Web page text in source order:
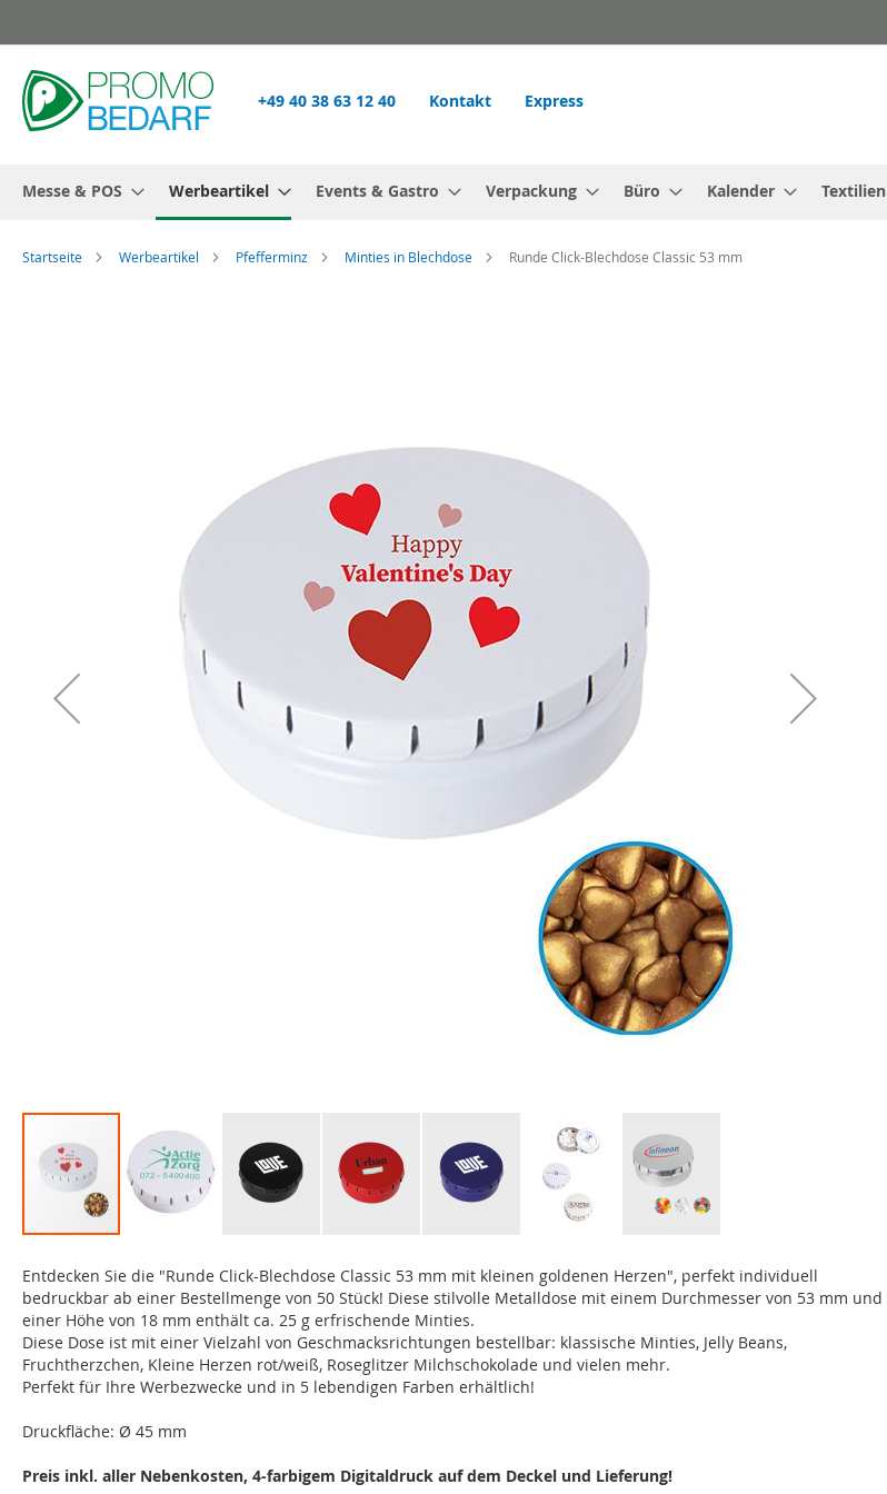
Inhalt
springen
+49 40 38 63 12 40 Kontakt Express
Messe & POS Werbeartikel Events & Gastro Verpackung Büro Kalender Textilien
Startseite Werbeartikel Pfefferminz Minties in Blechdose Runde Click-Blechdose Classic 53 mm
Anfang
der
Bildgalerie
springen
Entdecken Sie die "Runde Click-Blechdose Classic 53 mm mit kleinen goldenen Herzen", perfekt individuell
bedruckbar ab einer Bestellmenge von 50 Stück! Diese stilvolle Metalldose mit einem Durchmesser von 53 mm und
einer Höhe von 18 mm enthält ca. 25 g erfrischende Minties.
Diese Dose ist mit einer Vielzahl von Geschmacksrichtungen bestellbar: klassische Minties, Jelly Beans,
Fruchtherzchen, Kleine Herzen rot/weiß, Roseglitzer Milchschokolade und vielen mehr.
Perfekt für Ihre Werbezwecke und in 5 lebendigen Farben erhältlich!
Druckfläche: Ø 45 mm
Preis inkl. aller Nebenkosten, 4-farbigem Digitaldruck auf dem Deckel und Lieferung!